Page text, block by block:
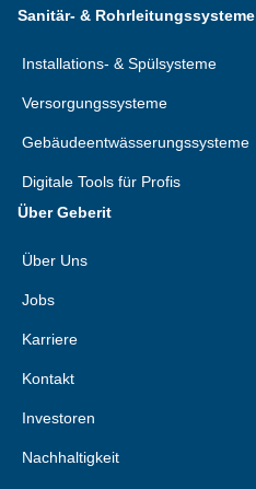
Sanitär- & Rohrleitungssysteme
Installations- & Spülsysteme
Versorgungssysteme
Gebäudeentwässerungssysteme
Digitale Tools für Profis
Über Geberit
Über Uns
Jobs
Karriere
Kontakt
Investoren
Nachhaltigkeit